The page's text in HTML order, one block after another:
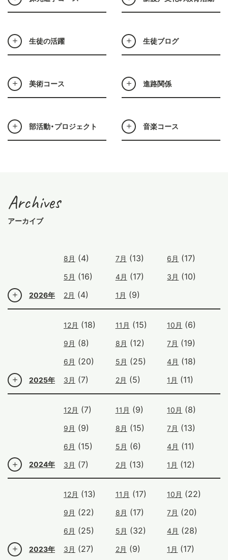
生徒の活躍 生徒ブログ
美術コース 進路関係
部活動・プロジェクト 音楽コース
Archives
アーカイブ
2026年
8月 (4) 7月 (13) 6月 (17)
5月 (16) 4月 (17) 3月 (10)
2月 (4) 1月 (9)
2025年
12月 (18) 11月 (15) 10月 (6)
9月 (8) 8月 (12) 7月 (19)
6月 (20) 5月 (25) 4月 (18)
3月 (7) 2月 (5) 1月 (11)
2024年
12月 (7) 11月 (9) 10月 (8)
9月 (9) 8月 (15) 7月 (13)
6月 (15) 5月 (6) 4月 (11)
3月 (7) 2月 (13) 1月 (12)
2023年
12月 (13) 11月 (17) 10月 (22)
9月 (22) 8月 (17) 7月 (20)
6月 (25) 5月 (32) 4月 (28)
3月 (27) 2月 (9) 1月 (17)